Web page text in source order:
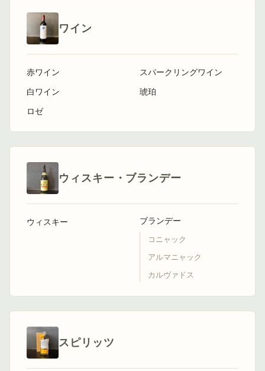
ワイン
赤ワイン
白ワイン
ロゼ
スパークリングワイン
琥珀
ウィスキー・ブランデー
ウィスキー ブランデー
コニャック
アルマニャック
カルヴァドス
スピリッツ